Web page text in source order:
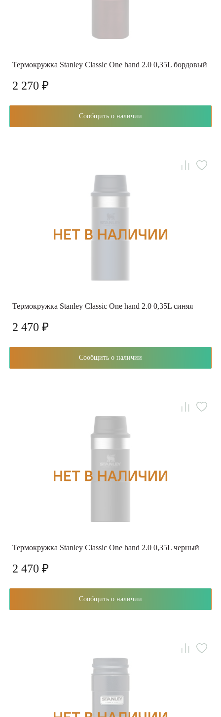
Термокружка Stanley Classic One hand 2.0 0,35L бордовый
2 270 ₽
Сообщить о наличии
Термокружка Stanley Classic One hand 2.0 0,35L синяя
2 470 ₽
Сообщить о наличии
Термокружка Stanley Classic One hand 2.0 0,35L черный
2 470 ₽
Сообщить о наличии